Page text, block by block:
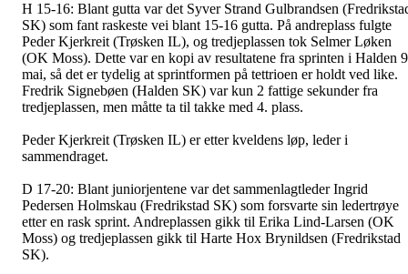
H 15-16: Blant gutta var det Syver Strand Gulbrandsen
SK) som fant raskeste vei blant 15-16 gutta. På andreplass fulgte
Peder Kjerkreit (Trøsken IL), og tredjeplassen tok Selmer Løken
(OK Moss). Dette var en kopi av resultatene fra sprinten i Halden
mai, så det er tydelig at sprintformen på tettrioen er holdt ved like.
Fredrik Signebøen (Halden SK) var kun 2 fattige sekunder fra
tredjeplassen, men måtte ta til takke med 4. plass.
Peder Kjerkreit (Trøsken IL) er etter kveldens løp, leder i
sammendraget.
D 17-20: Blant juniorjentene var det sammenlagtleder Ingrid
Pedersen Holmskau (Fredrikstad SK) som forsvarte sin ledertrøye
etter en rask sprint. Andreplassen gikk til Erika Lind-Larsen (OK
Moss) og tredjeplassen gikk til Harte Hox Brynildsen (Fredrikstad
SK).